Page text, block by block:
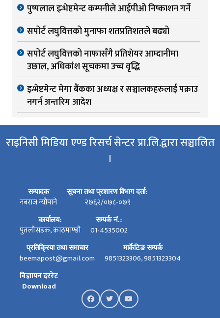
पुष्पलाल इन्भेष्टमेन्ट कम्पनीले आईपीओ निष्काशन गर्ने
सपोर्ट लघुवित्तको मुनाफा शतप्रतिशतले बढ्यो
सपोर्ट लघुवित्तको नाफासँगै प्रतिशेयर आम्दानीमा
उछाल, अधिकांश सूचकमा उच्च वृद्धि
इन्भेष्टमेन्ट मेगा बैंकका अध्यक्ष र सञ्चालकहरुलाई पक्राउ
नगर्न अन्तरिम आदेश
राइनिसी मिडिया एण्ड रिसर्च सेन्टर प्रा.लि.द्वारा सञ्चालित
।
सम्पादक
नबराज न्यौपाने
सूचना तथा प्रशारण विभाग दर्ता:
२७६२/०७८-०७९
कार्यालय:
पुतलीसडक, काठमाण्डौ
सम्पर्क नं.:
01-4535002
प्रतिक्रिया तथा समाचार
beemapost@gmail.com
मार्केटिङ सम्पर्क
9851323306, 9851323304
बिज्ञापन दररेट
Download